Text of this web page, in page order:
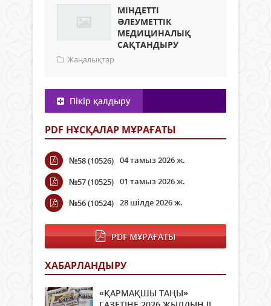
МІНДЕТТІ
ӘЛЕУМЕТТІК
МЕДИЦИНАЛЫҚ
САҚТАНДЫРУ
Жаңалықтар
Пікір қалдыру
PDF НҰСҚАЛАР МҰРАҒАТЫ
№58 (10526) 04 тамыз 2026 ж.
№57 (10525) 01 тамыз 2026 ж.
№56 (10524) 28 шілде 2026 ж.
PDF МҰРАҒАТЫ
ХАБАРЛАНДЫРУ
«ҚАРМАҚШЫ ТАҢЫ»